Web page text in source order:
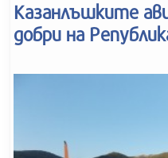
Казанлъшките
добри на